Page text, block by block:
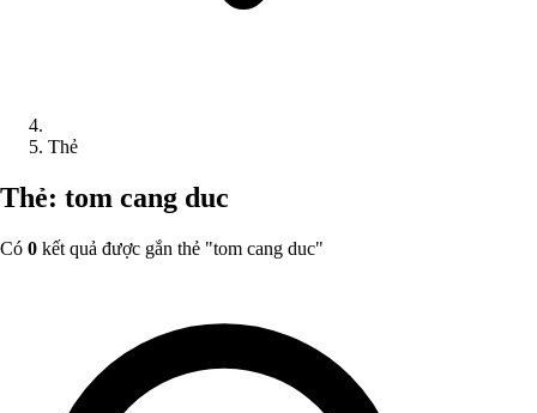
Thẻ
Thẻ: tom cang duc
Có 0 kết quả được gắn thẻ "tom cang duc"